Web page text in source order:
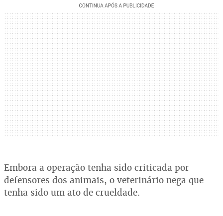
Embora a operação tenha sido criticada por
defensores dos animais, o veterinário nega que
tenha sido um ato de crueldade.